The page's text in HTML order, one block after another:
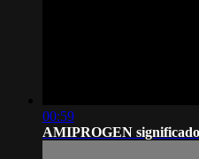
00:59
AMIPROGEN significado